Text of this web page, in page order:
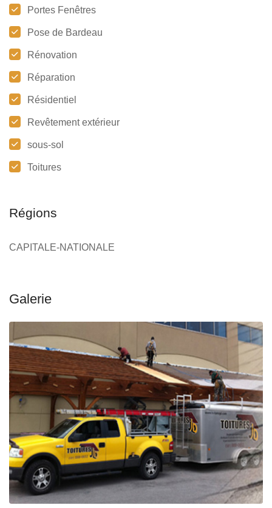
Portes Fenêtres
Pose de Bardeau
Rénovation
Réparation
Résidentiel
Revêtement extérieur
sous-sol
Toitures
Régions
CAPITALE-NATIONALE